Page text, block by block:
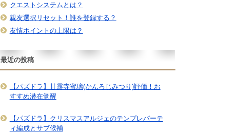
クエストシステムとは？
親友選択リセット！誰を登録する？
友情ポイントの上限は？
最近の投稿
【パズドラ】甘露寺蜜璃(かんろじみつり)評価！お
すすめ潜在覚醒
【パズドラ】クリスマスアルジェのテンプレパーテ
ィ編成とサブ候補